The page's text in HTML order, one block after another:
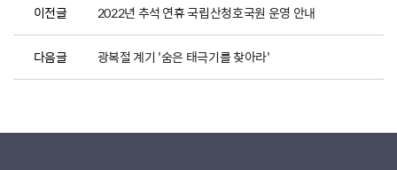
이전글 2022년 추석 연휴 국립산청호국원 운영 안내
다음글 광복절 계기 '숨은 태극기를 찾아라'